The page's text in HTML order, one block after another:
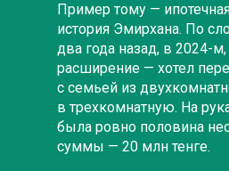
Пример тому —
история Эмирхана. По
два года назад, в 2024-
расширение — хотел
с семьей из
в трехкомнатную. На
была ровно половина
суммы — 20 млн тенге.